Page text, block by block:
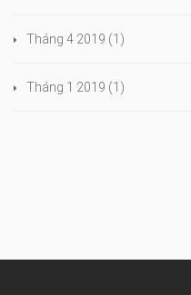
Tháng 4 2019 (1)
Tháng 1 2019 (1)